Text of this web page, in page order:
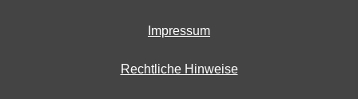
Impressum
Rechtliche Hinweise